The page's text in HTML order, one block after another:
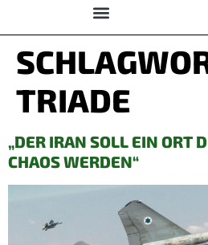
TRIADE
„DER IRAN SOLL EIN ORT
CHAOS WERDEN“